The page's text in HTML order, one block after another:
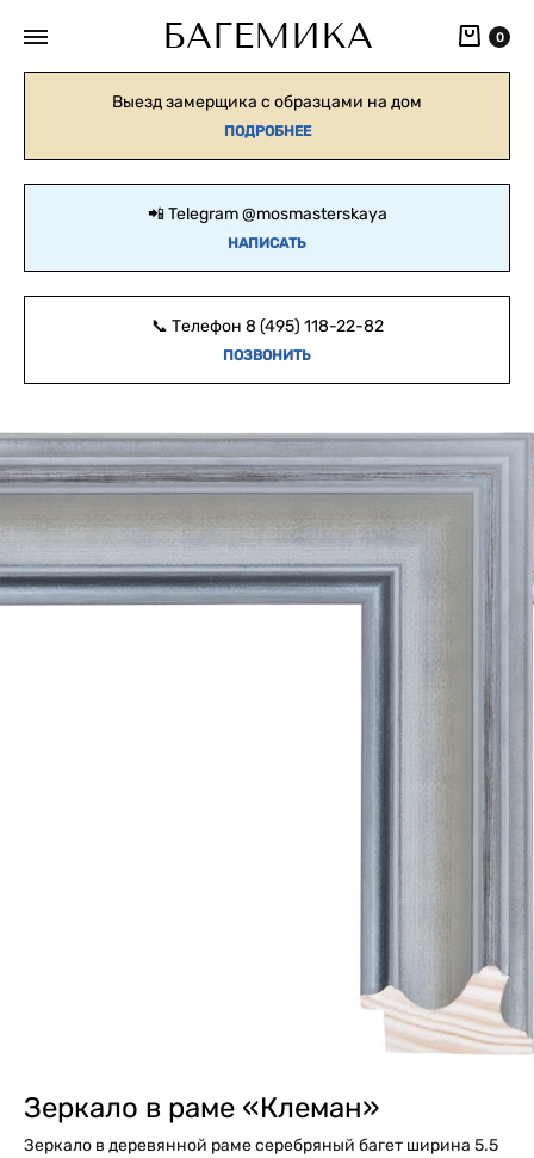
БАГЕМИКА 0
Выезд замерщика с образцами на дом
ПОДРОБНЕЕ
📲 Telegram@mosmasterskaya
НАПИСАТЬ
📞 Телефон 8 (495) 118-22-82
ПОЗВОНИТЬ
Зеркало в раме «Клеман»
Зеркало в деревянной раме серебряный багет ширина 5.5